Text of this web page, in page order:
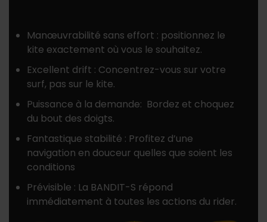
Manœuvrabilité sans effort : positionnez le
kite exactement où vous le souhaitez.
Excellent drift : Concentrez-vous sur votre
surf, pas sur le kite.
Puissance à la demande: Bordez et choquez
du bout des doigts.
Fantastique stabilité : Profitez d’une
navigation en douceur quelles que soient les
conditions
Prévisible : La BANDIT-S répond
immédiatement à toutes les actions du rider.